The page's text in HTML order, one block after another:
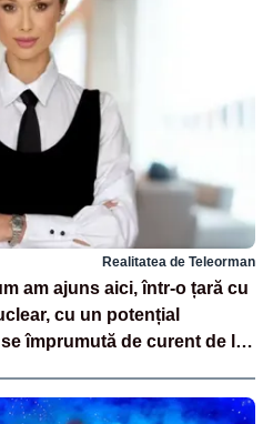
Realitatea de Teleorman
am ajuns aici, într-o țară cu
cu un potențial
împrumută de curent de la